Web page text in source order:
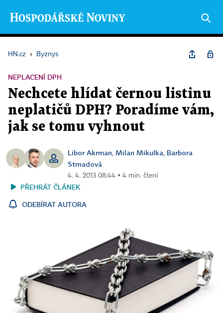
HN.cz › Byznys
NEPLACENÍ DPH
Nechcete hlídat černou listinu
neplatičů DPH? Poradíme vám,
jak se tomu vyhnout
Libor Akrman, Milan Mikulka, Barbora
Strnadová
4. 4. 2013 08:44 ▪ 4 min. čtení
PŘEHRÁT ČLÁNEK
ODEBÍRAT AUTORA